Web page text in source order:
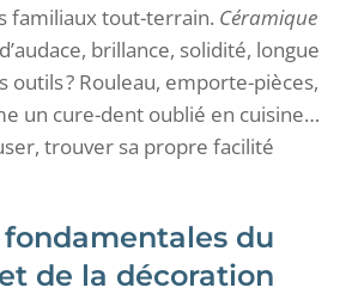
familiaux tout-terrain. Céramique
brillance, solidité, longue
outils ? Rouleau, emporte-pièces,
un cure-dent oublié en cuisine…
trouver sa propre facilité
fondamentales du
de la décoration